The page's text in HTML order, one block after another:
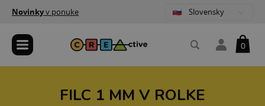
Novinkyv ponuke Slovensky
0
FILC 1 MM V ROLKE